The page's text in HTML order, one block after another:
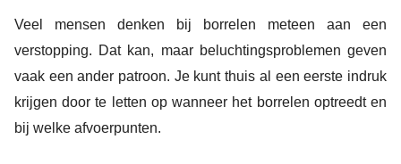
Veel mensen denken bij borrelen meteen aan een
verstopping. Dat kan, maar beluchtingsproblemen geven
vaak een ander patroon. Je kunt thuis al een eerste indruk
krijgen door te letten op wanneer het borrelen optreedt en
bij welke afvoerpunten.